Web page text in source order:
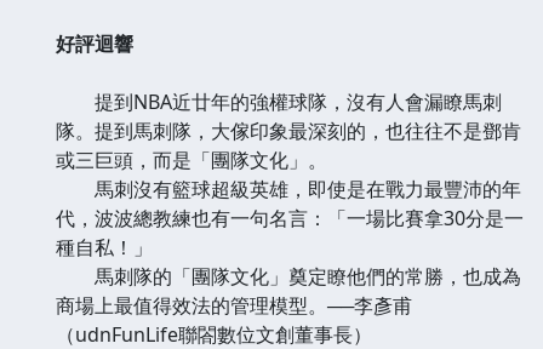
好評迴響
提到NBA近廿年的強權球隊，沒有人會漏瞭馬刺
隊。提到馬刺隊，大傢印象最深刻的，也往往不是鄧肯
或三巨頭，而是「團隊文化」。
馬刺沒有籃球超級英雄，即使是在戰力最豐沛的年
代，波波總教練也有一句名言：「一場比賽拿30分是一
種自私！」
馬刺隊的「團隊文化」奠定瞭他們的常勝，也成為
商場上最值得效法的管理模型。──李彥甫
（udnFunLife聯閤數位文創董事長）